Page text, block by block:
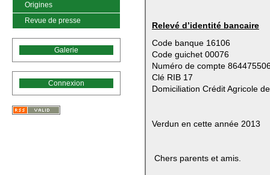
Relevé d’identité bancaire
Code banque 16106
Code guichet 00076
Numéro de compte
Clé RIB 17
Domiciliation Crédit Agricole
Verdun en cette année 2013
Chers parents et amis.
Origines
Revue de presse
Galerie
Connexion